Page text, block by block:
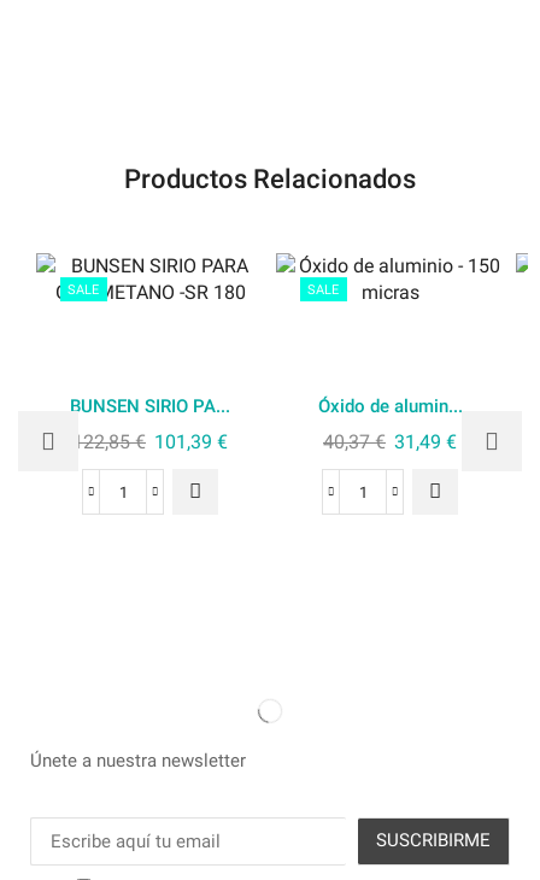
Productos Relacionados
SALE
BUNSEN SIRIO PA...
122,85€ 101,39 €
SALE
Óxido de alumin...
40,37€ 31,49 €
Únete a nuestra newsletter